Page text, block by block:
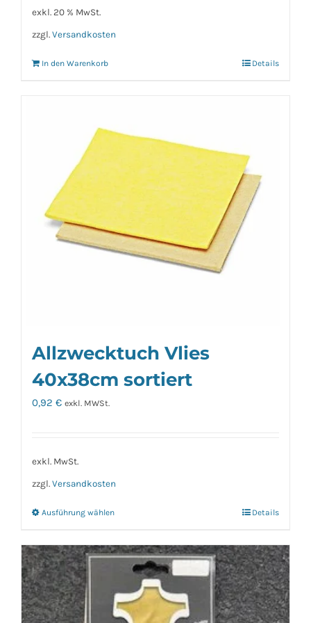
exkl. 20 % MwSt.
zzgl. Versandkosten
In den Warenkorb Details
Allzwecktuch Vlies
40x38cm sortiert
0,92 € exkl. MWSt.
exkl. MwSt.
zzgl. Versandkosten
Ausführung wählenDieses
weist
mehrere
Varianten
auf.
Details